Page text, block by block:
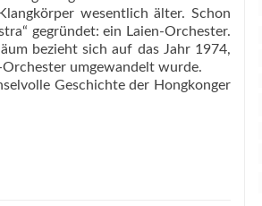
wesentlich älter. Schon
gegründet: ein Laien-Orchester.
bezieht sich auf das Jahr 1974,
umgewandelt wurde.
Geschichte der Hongkonger